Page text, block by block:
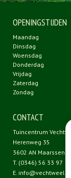
OPENINGSTIJDEN
Maandag
Dinsdag
Woensdag
Donderdag
Vrijdag
Zaterdag
Zondag
CONTACT
Tuincentrum
Herenweg 35
3602 AN Maarssen
T. (0346) 56 33 97
E.